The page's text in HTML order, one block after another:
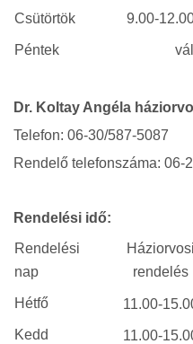
Csütörtök
9.00-
Péntek
Dr. Koltay Angéla
Telefon: 06-30/587-5087
Rendelő telefonszáma: 06-
Rendelési idő:
Rendelési
nap
Háziorvosi
rendelés
Hétfő 11.00-
Kedd 11.00-